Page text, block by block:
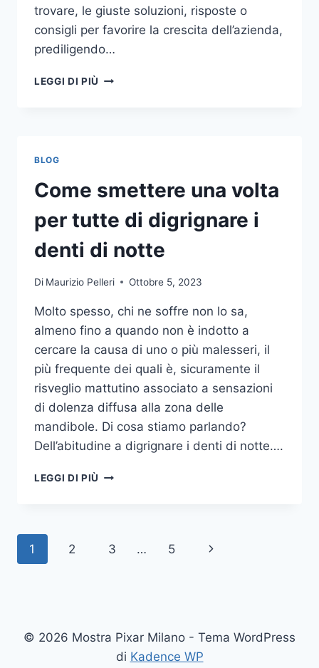
trovare, le giuste soluzioni, risposte o
consigli per favorire la crescita dell’azienda,
prediligendo…
LEGGI DI PIÙ IL
BLOG
Come smettere una volta
per tutte di digrignare i
denti di notte
Di Maurizio Pelleri Ottobre 5, 2023
Molto spesso, chi ne soffre non lo sa,
almeno fino a quando non è indotto a
cercare la causa di uno o più malesseri, il
più frequente dei quali è, sicuramente il
risveglio mattutino associato a sensazioni
di dolenza diffusa alla zona delle
mandibole. Di cosa stiamo parlando?
Dell’abitudine a digrignare i denti di notte….
LEGGI DI PIÙ COME
TUTTE
NOTTE
Navigazione
1 2 3 … 5
Pagina
© 2026 Mostra Pixar Milano - Tema WordPress
di Kadence WP